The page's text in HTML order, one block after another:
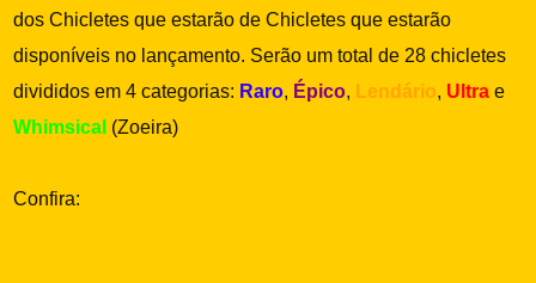
dos Chicletes que estarão de Chicletes que estarão
disponíveis no lançamento. Serão um total de 28 chicletes
divididos em 4 categorias: Raro, Épico, Lendário, Ultra e
Whimsical (Zoeira)
Confira: